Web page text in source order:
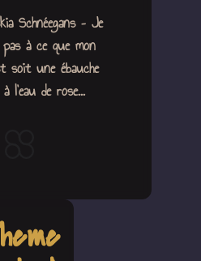
Schnéegans – Je
à ce que mon
soit une ébauche
l'eau de rose...